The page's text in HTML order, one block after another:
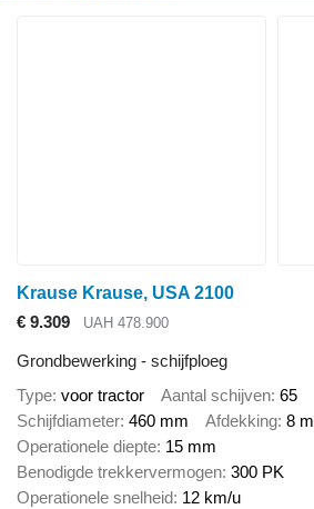
Krause Krause, USA 2100
€ 9.309
UAH 478.900
Grondbewerking - schijfploeg
Type voor tractor Aantal schijven 65
Schijfdiameter 460 mm Afdekking 8 m
Operationele diepte 15 mm
Benodigde trekkervermogen 300 PK
Operationele snelheid 12 km/u